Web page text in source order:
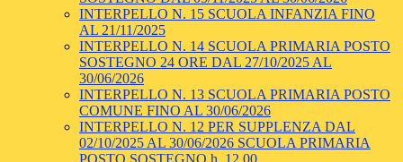
INTERPELLO N. 15 SCUOLA INFANZIA FINO
AL 21/11/2025
INTERPELLO N. 14 SCUOLA PRIMARIA POSTO
SOSTEGNO 24 ORE DAL 27/10/2025 AL
30/06/2026
INTERPELLO N. 13 SCUOLA PRIMARIA POSTO
COMUNE FINO AL 30/06/2026
INTERPELLO N. 12 PER SUPPLENZA DAL
02/10/2025 AL 30/06/2026 SCUOLA PRIMARIA